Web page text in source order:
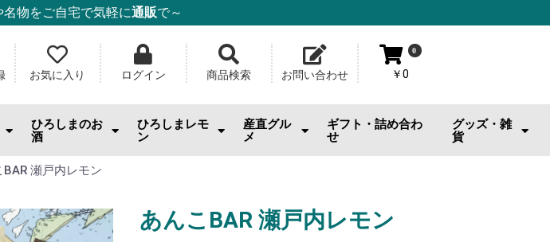
物をご自宅で気軽に通販で～
お気に入り ログイン 商品検索 お問い合わせ
0
￥0
ひろしまのお
酒
IWC2026「SAKE部門」出品酒
日本酒
ワイン
ウィスキー・スピリッツ
酎ハイ
ビール
果実酒・リキュール
焼酎
ひろしまレモ
ン
産直グル
メ
ギフト・詰め合わ
せ
グッズ・雑
貨
BAR 瀬戸内レモン
あんこBAR 瀬戸内レモン